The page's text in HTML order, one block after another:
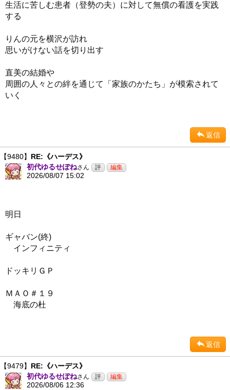
生活に苦しむ患者（登勢の夫）に対して無償の看護を実践
する
りんの元を横沢が訪れ
思いがけない話を切り出す
直美の結婚や
周囲の人々との絆を通じて「家族のかたち」が模索されて
いく
返信
【9480】 RE:《ハーデス》
初代ゆるせぽねさん
2026/08/07 15:02
明日
ギャバン(終)
インフィニティ
ドッキリＧＰ
ＭＡＯ＃１９
海底の杜
返信
【9479】 RE:《ハーデス》
初代ゆるせぽねさん
2026/08/06 12:36